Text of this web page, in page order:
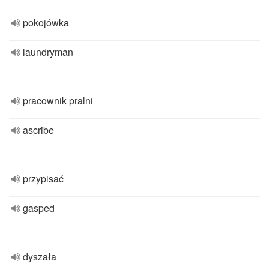
pokojówka
laundryman
pracownik pralni
ascribe
przypisać
gasped
dyszała